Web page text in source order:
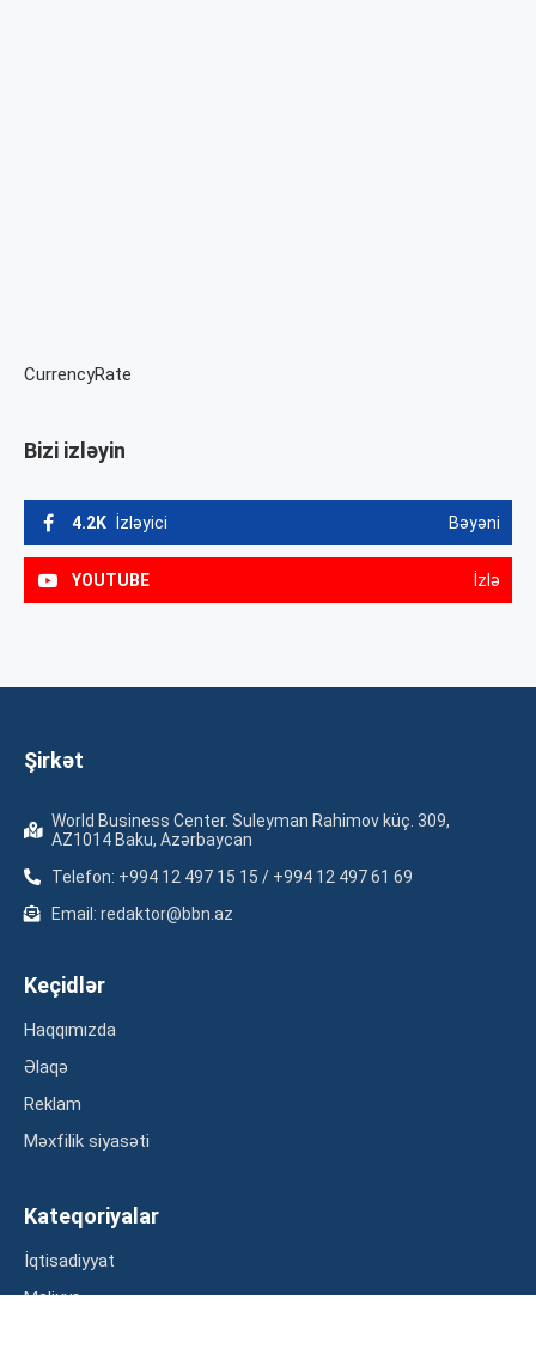
CurrencyRate
Bizi izləyin
4.2K İzləyici Bəyəni
YOUTUBE İzlə
Şirkət
World Business Center. Suleyman Rahimov küç. 309,
AZ1014 Baku, Azərbaycan
Telefon: +994 12 497 15 15 / +994 12 497 61 69
Email: redaktor@bbn.az
Keçidlər
Haqqımızda
Əlaqə
Reklam
Məxfilik siyasəti
Kateqoriyalar
İqtisadiyyat
Maliyyə